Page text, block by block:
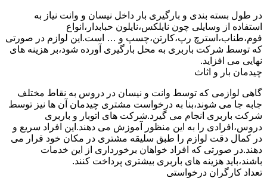
در طول بسته بندی و بارگیری بار داخل نیسان و وانت نیاز به
استفاده از وسایلی چون نایلکس،نایلون حبابدار،انواع
فوم،طناب،استرچ رپ،کارتن،چسپ و … است.این لوازم در صورتی
که توسط شرکت باربری به محل بارگیری آورده شود،بر هزینه های
نهایی می افزاید.
چیدمان بار و اثاث
گاهی لوازمی که توسط وانت و نیسان در دروس به نقاط مختلف
جابه جا می شوند،بنا به درخواست مشتری چیدمان آن ها نیز توسط
شرکت باربری انجام می گیرد.شرکت های اتوبار و باربری
دروس،افرادی را به این منظور آموزش می دهند.این افراد سریع و
در کمال دقت لوازم را طبق سلیقه مشتری در مکان خود قرار می
دهند.در صورتی که افراد خواهان برخورداری از این خدمات
باشند،باید هزینه های باربری بیشتری پرداخت کنند.
تعداد کارگران درخواستی